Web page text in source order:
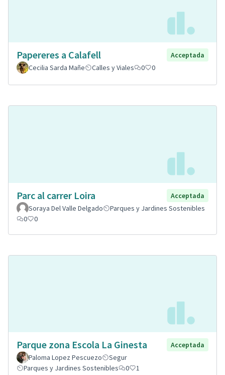
Papereres a Calafell
Acceptada
Cecilia Sarda Mañe
Calles y Viales 0 0
Parc al carrer Loira
Acceptada
Soraya Del Valle Delgado
Parques y Jardines Sostenibles
0
0
Parque zona Escola La Ginesta
Acceptada
Paloma Lopez Pescuezo
Segur
Parques y Jardines Sostenibles
0 1